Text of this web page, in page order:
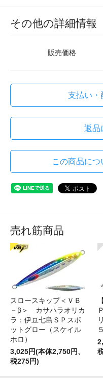
その他の詳細情報
販売価格
支払い・
返品
この商品に
売れ筋商品
スロースキップ＜ＶＢ
－β＞ カサハラオリカ
ラ：伊豆七島ＳＰスポ
ットグロー（スケイル
ホロ）
3,025円(本体2,750円、
税275円)